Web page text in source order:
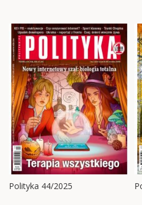
Polityka 44/2025